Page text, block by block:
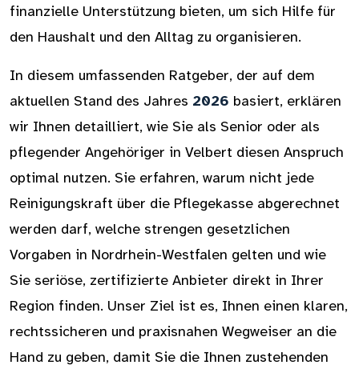
finanzielle Unterstützung bieten, um sich Hilfe für
den Haushalt und den Alltag zu organisieren.
In diesem umfassenden Ratgeber, der auf dem
aktuellen Stand des Jahres 2026 basiert, erklären
wir Ihnen detailliert, wie Sie als Senior oder als
pflegender Angehöriger in Velbert diesen Anspruch
optimal nutzen. Sie erfahren, warum nicht jede
Reinigungskraft über die Pflegekasse abgerechnet
werden darf, welche strengen gesetzlichen
Vorgaben in Nordrhein-Westfalen gelten und wie
Sie seriöse, zertifizierte Anbieter direkt in Ihrer
Region finden. Unser Ziel ist es, Ihnen einen klaren,
rechtssicheren und praxisnahen Wegweiser an die
Hand zu geben, damit Sie die Ihnen zustehenden